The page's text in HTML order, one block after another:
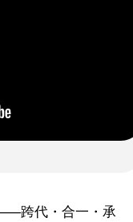
跨代・合一・承